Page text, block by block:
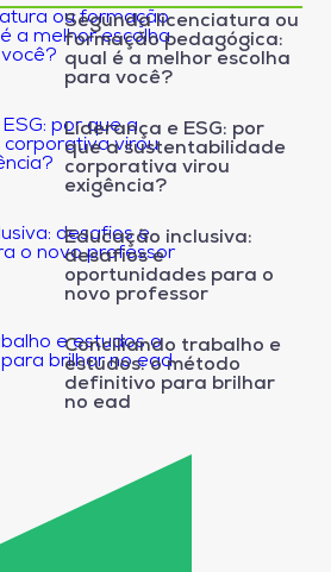
Segunda licenciatura ou
formação pedagógica:
qual é a melhor escolha
para você?
Liderança e ESG: por
que a sustentabilidade
corporativa virou
exigência?
Educação inclusiva:
desafios e
oportunidades para o
novo professor
Conciliando trabalho e
estudos: o método
definitivo para brilhar
no ead